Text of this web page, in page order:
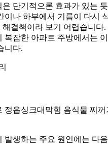
단기적으론 효과가 있는 듯
이나 하부에서 기름이 다시
결책이라 보기 어렵습니다.
복잡한 아파트 주방에서는
니다.
정읍싱크대막힘 음식물 찌꺼
발생하는 주요 원인에는 다